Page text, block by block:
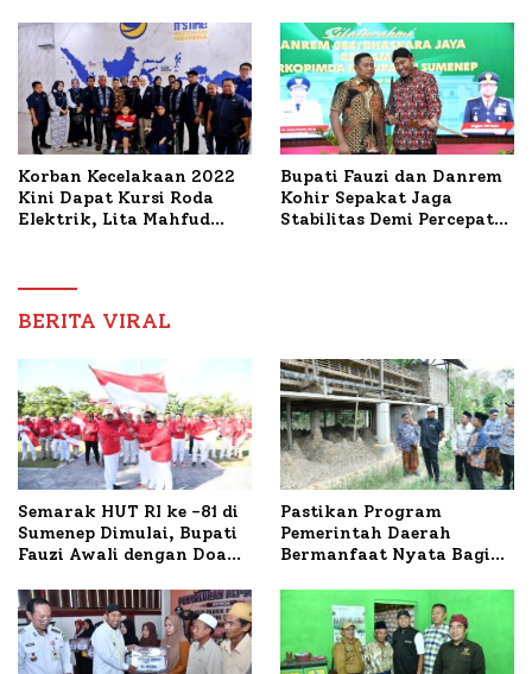
Mutiara Sentosa II
Ideal Polri-Pers
Korban Kecelakaan 2022
Kini Dapat Kursi Roda
Elektrik, Lita Mahfud
Nabil
Bupati Fauzi dan Danrem
Kohir Sepakat Jaga
Stabilitas Demi Percepat
BERITA VIRAL
Semarak HUT RI ke -81 di
Sumenep Dimulai, Bupati
Fauzi Awali dengan Doa
Terbakar
Pastikan Program
Pemerintah Daerah
Bermanfaat Nyata Bagi
Sumenep Tinjau Langsung
Budidaya Lele dan Ayam
Petelur di Desa Bataal
Timur